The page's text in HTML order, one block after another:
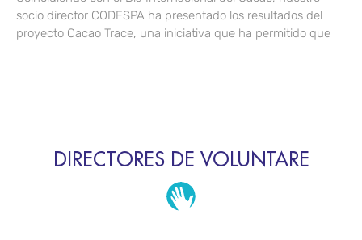
socio director CODESPA ha presentado los resultados del
proyecto Cacao Trace, una iniciativa que ha permitido que
DIRECTORES DE VOLUNTARE